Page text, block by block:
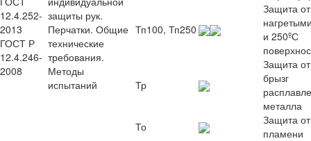
12.4.252-
2013
ГОСТ Р
12.4.246-
2008
защиты рук.
Перчатки. Общие
технические
требования.
Методы
испытаний
Тп100, Тп250
Защита от
и 250ºС
Тр
Защита
брызг
металла
То
Защита
пламени